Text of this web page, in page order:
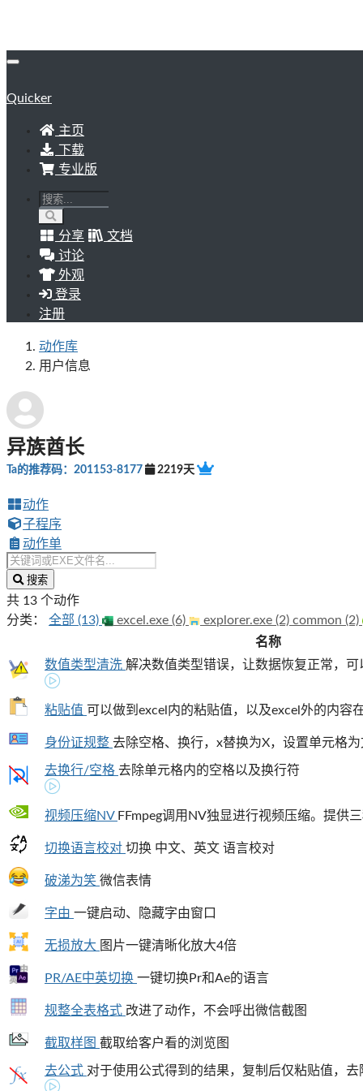
Quicker
主页
下载
专业版
分享
文档
讨论
外观
登录
注册
动作库
用户信息
异族酋长
Ta的推荐码：201153-8177 2219天
动作
子程序
动作单
搜索
共 13 个动作
分类：
全部 (13) excel.exe (6) explorer.exe (2) common (2)
名称
数值类型清洗 解决数值类型错误，让数据恢复正常，
粘贴值 可以做到excel内的粘贴值，以及excel外的内容
身份证规整 去除空格、换行，x替换为X，设置单元格
去换行/空格 去除单元格内的空格以及换行符
视频压缩NV FFmpeg调用NV独显进行视频压缩。提供三
切换语言校对 切换 中文、英文 语言校对
破涕为笑 微信表情
字由 一键启动、隐藏字由窗口
无损放大 图片一键清晰化放大4倍
PR/AE中英切换 一键切换Pr和Ae的语言
规整全表格式 改进了动作，不会呼出微信截图
截取样图 截取给客户看的浏览图
去公式 对于使用公式得到的结果，复制后仅粘贴值，去